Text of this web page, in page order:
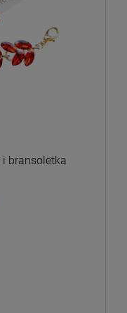
bransoletka